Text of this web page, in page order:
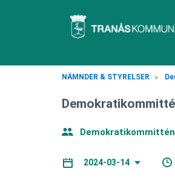
NÄMNDER & STYRELSER
Demokratikommittén
2024-03-14